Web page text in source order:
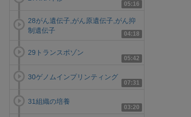
05:16
04:18
28がん遺伝子,がん原遺伝子,がん抑
制遺伝子
05:42
29トランスポゾン
07:31
30ゲノムインプリンティング
03:20
31組織の培養